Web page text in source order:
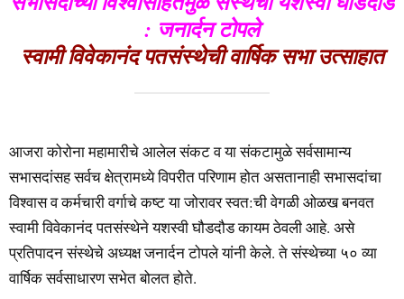
: जनार्दन टोपले
स्वामी विवेकानंद पतसंस्थेची वार्षिक सभा उत्साहात
आजरा कोरोना महामारीचे आलेल संकट व या संकटामुळे सर्वसामान्य
सभासदांसह सर्वच क्षेत्रामध्ये विपरीत परिणाम होत असतानाही सभासदांचा
विश्वास व कर्मचारी वर्गाचे कष्ट या जोरावर स्वत:ची वेगळी ओळख बनवत
स्वामी विवेकानंद पतसंस्थेने यशस्वी घौडदौड कायम ठेवली आहे. असे
प्रतिपादन संस्थेचे अध्यक्ष जनार्दन टोपले यांनी केले. ते संस्थेच्या ५० व्या
वार्षिक सर्वसाधारण सभेत बोलत होते.